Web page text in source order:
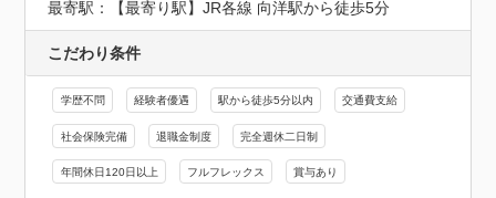
最寄駅：【最寄り駅】JR各線 向洋駅から徒歩5分
こだわり条件
学歴不問 経験者優遇 駅から徒歩5分以内 交通費支給
社会保険完備 退職金制度 完全週休二日制
年間休日120日以上 フルフレックス 賞与あり